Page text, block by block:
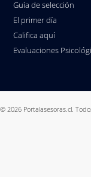
Guía de selección
El primer día
Califica aquí
Evaluaciones
© 2026 Portalasesoras.cl.